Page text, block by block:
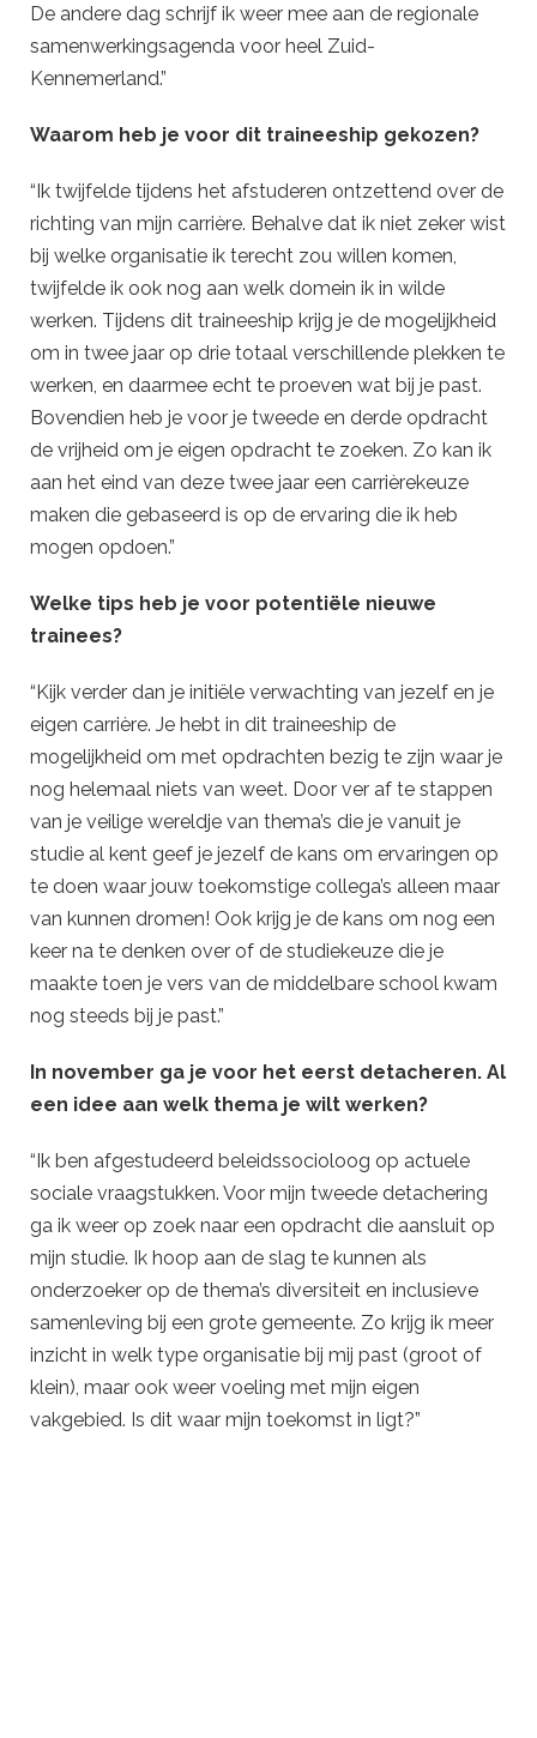
De andere dag schrijf ik weer mee aan de regionale
samenwerkingsagenda voor heel Zuid-
Kennemerland.”
Waarom heb je voor dit traineeship gekozen?
“Ik twijfelde tijdens het afstuderen ontzettend over de
richting van mijn carrière. Behalve dat ik niet zeker wist
bij welke organisatie ik terecht zou willen komen,
twijfelde ik ook nog aan welk domein ik in wilde
werken. Tijdens dit traineeship krijg je de mogelijkheid
om in twee jaar op drie totaal verschillende plekken te
werken, en daarmee echt te proeven wat bij je past.
Bovendien heb je voor je tweede en derde opdracht
de vrijheid om je eigen opdracht te zoeken. Zo kan ik
aan het eind van deze twee jaar een carrièrekeuze
maken die gebaseerd is op de ervaring die ik heb
mogen opdoen.”
Welke tips heb je voor potentiële nieuwe
trainees?
“Kijk verder dan je initiële verwachting van jezelf en je
eigen carrière. Je hebt in dit traineeship de
mogelijkheid om met opdrachten bezig te zijn waar je
nog helemaal niets van weet. Door ver af te stappen
van je veilige wereldje van thema’s die je vanuit je
studie al kent geef je jezelf de kans om ervaringen op
te doen waar jouw toekomstige collega’s alleen maar
van kunnen dromen! Ook krijg je de kans om nog een
keer na te denken over of de studiekeuze die je
maakte toen je vers van de middelbare school kwam
nog steeds bij je past.”
In november ga je voor het eerst detacheren. Al
een idee aan welk thema je wilt werken?
“Ik ben afgestudeerd beleidssocioloog op actuele
sociale vraagstukken. Voor mijn tweede detachering
ga ik weer op zoek naar een opdracht die aansluit op
mijn studie. Ik hoop aan de slag te kunnen als
onderzoeker op de thema’s diversiteit en inclusieve
samenleving bij een grote gemeente. Zo krijg ik meer
inzicht in welk type organisatie bij mij past (groot of
klein), maar ook weer voeling met mijn eigen
vakgebied. Is dit waar mijn toekomst in ligt?”